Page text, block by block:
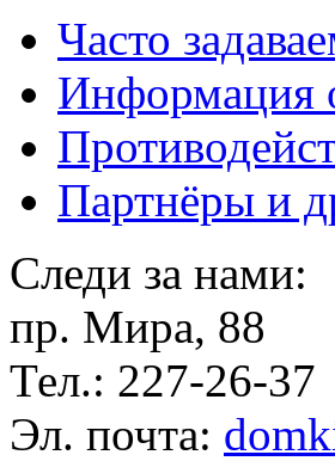
Часто
Информация
Партнёры и
Следи за нами:
пр. Мира, 88
Тел.: 227-26-37
Эл. почта: